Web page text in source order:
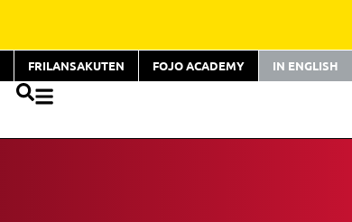
FRILANSAKUTEN FOJO ACADEMY IN ENGLISH